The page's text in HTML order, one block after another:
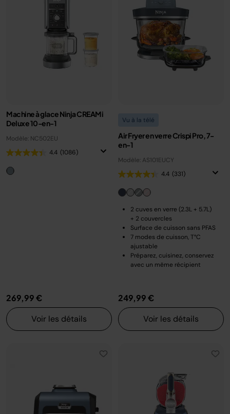
Machine à glace Ninja CREAMi
Deluxe 10-en-1
Modèle: NC502EU
4.4 (1086)
269,99 €
Voir les détails
Vu à la télé
Air Fryer en verre Crispi Pro, 7-
en-1
Modèle: AS101EUCY
4.4 (331)
2 cuves en verre (2.3L + 5.7L)
+ 2 couvercles
Surface de cuisson sans PFAS
7 modes de cuisson, T°C
ajustable
Préparez, cuisinez, conservez
avec un même récipient
249,99 €
Voir les détails